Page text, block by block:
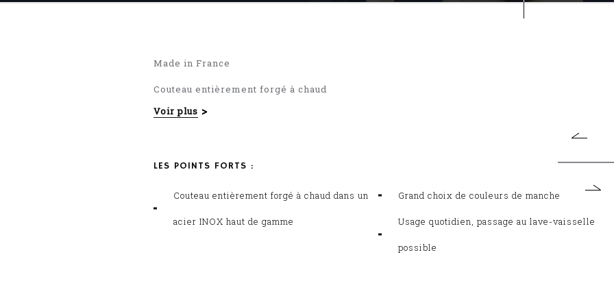
Made in France
Couteau entièrement forgé à chaud
Manche couleur
Voir plus
LES POINTS FORTS :
Couteau entièrement forgé à chaud dans un
acier INOX haut de gamme
Grand choix de couleurs de manche
Usage quotidien, passage au lave-vaisselle
possible